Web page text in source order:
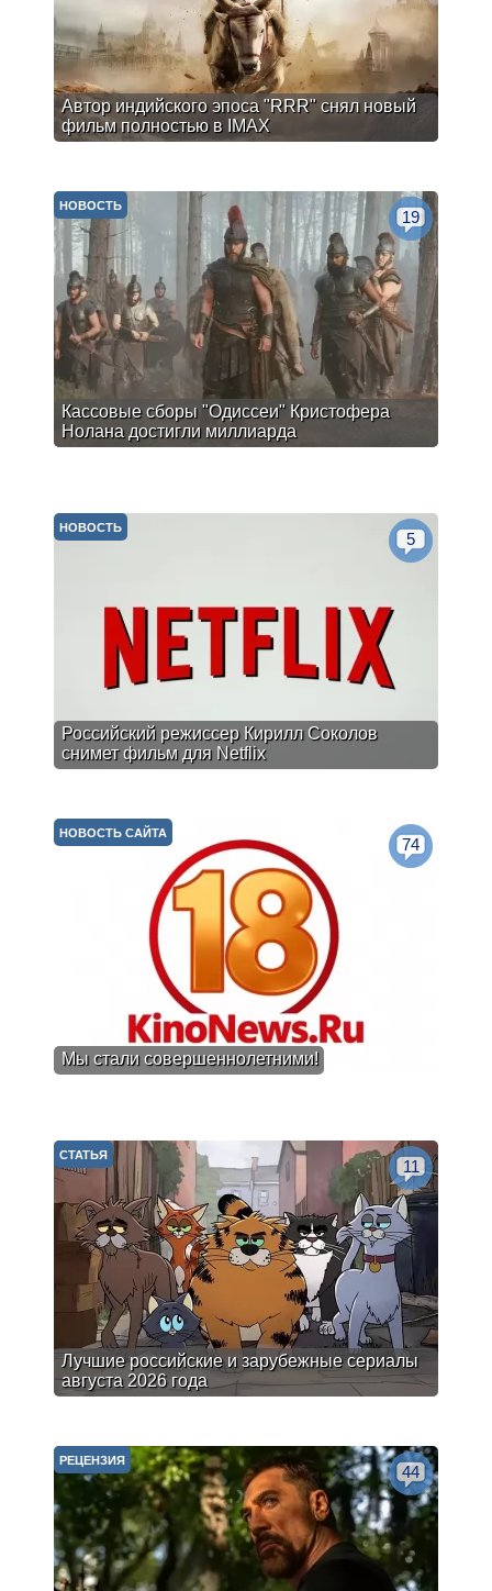
Автор индийского эпоса "RRR" снял новый
фильм полностью в IMAX
Кассовые сборы "Одиссеи" Кристофера
Нолана достигли миллиарда
НОВОСТЬ
19
Российский режиссер Кирилл Соколов
снимет фильм для Netflix
НОВОСТЬ
5
Мы стали совершеннолетними!
НОВОСТЬ САЙТА
74
Лучшие российские и зарубежные сериалы
августа 2026 года
СТАТЬЯ
11
РЕЦЕНЗИЯ
44